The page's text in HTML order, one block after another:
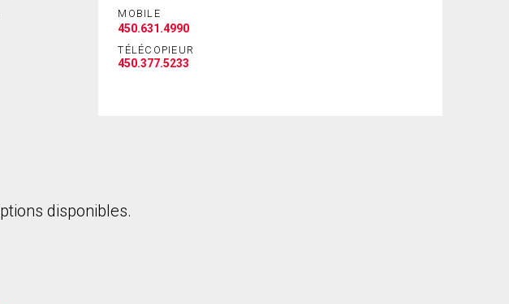
MOBILE
450.631.4990
TÉLÉCOPIEUR
450.377.5233
disponibles.